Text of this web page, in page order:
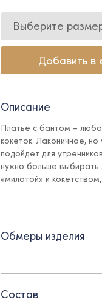
Выберите
Добавить в
Описание
Платье с бантом –
кокеток. Лаконичное,
подойдет для
нужно больше
«милотой» и
- Потайная молния в
Обмеры изделия
Состав